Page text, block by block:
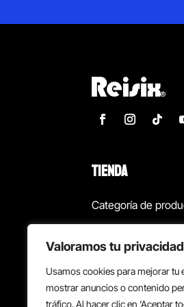
Valoramos tu privacidad
Usamos cookies para mejorar tu
mostrar anuncios o contenido
tráfico. Al hacer clic en ‘Aceptar
TIENDA
Categoría de
¡Las mejores
Back to school